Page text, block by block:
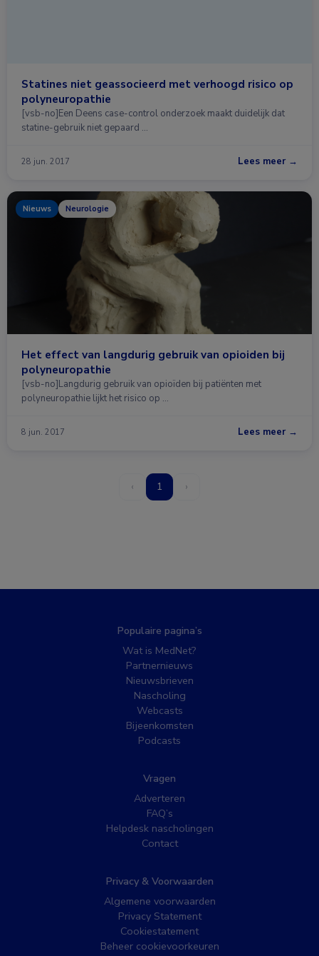
Statines niet geassocieerd met verhoogd risico op
polyneuropathie
[vsb-no]Een Deens case-control onderzoek maakt duidelijk dat
statine-gebruik niet gepaard …
28 jun. 2017 Lees meer →
Nieuws Neurologie
Het effect van langdurig gebruik van opioiden bij
polyneuropathie
[vsb-no]Langdurig gebruik van opioïden bij patiënten met
polyneuropathie lijkt het risico op …
8 jun. 2017 Lees meer →
‹ 1 ›
Populaire pagina’s
Wat is MedNet?
Partnernieuws
Nieuwsbrieven
Nascholing
Webcasts
Bijeenkomsten
Podcasts
Vragen
Adverteren
FAQ’s
Helpdesk nascholingen
Contact
Privacy & Voorwaarden
Algemene voorwaarden
Privacy Statement
Cookiestatement
Beheer cookievoorkeuren